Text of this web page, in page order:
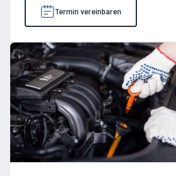
Termin vereinbaren